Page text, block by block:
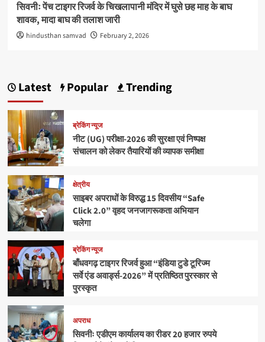
सिवनीः पेंच टाइगर रिजर्व के चिखलापानी मंदिर में घुसे छह माह के बाघ
शावक, मादा बाघ की तलाश जारी
hindusthan samvad February 2, 2026
Latest Popular Trending
ब्रेकिंग न्यूज
नीट (UG) परीक्षा-2026 की सुरक्षा एवं निष्पक्ष
संचालन को लेकर तैयारियों की व्यापक समीक्षा
क्षेत्रीय
साइबर अपराधों के विरुद्ध 15 दिवसीय “Safe
Click 2.0” वृहद जनजागरूकता अभियान
चलेगा
ब्रेकिंग न्यूज
बाँधवगढ़ टाइगर रिजर्व हुआ “इंडिया टुडे टूरिज्म
सर्वे एंड अवार्ड्स-2026” में प्रतिष्ठित पुरस्कार से
पुरस्कृत
अपराध
सिवनीः एडीएम कार्यालय का रीडर 20 हजार रुपये